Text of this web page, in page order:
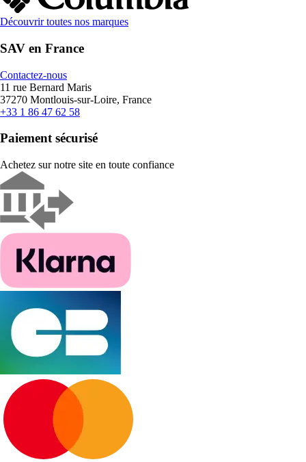
Découvrir toutes nos marques
SAV en France
Contactez-nous
11 rue Bernard Maris
37270 Montlouis-sur-Loire, France
+33 1 86 47 62 58
Paiement sécurisé
Achetez sur notre site en toute confiance